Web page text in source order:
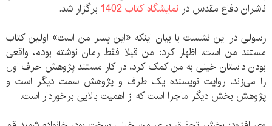
ناشران دفاع مقدس در نمایشگاه کتاب 1402
برگزار شد.
رسولی در این نشست با بیان اینکه «این پسر من است» اولین کتاب
مستند من است، اظهار کرد: من قبلا فقط رمان نوشته بودم، واقعی
بودن داستان خیلی به من کمک کرد، در کار مستند پژوهش حرف اول
را می‌زند، روایت نویسنده یک طرف و پژوهش سمت دیگر است و
پژوهش بخش دیگر ماجرا است که از اهمیت بالایی برخوردار است.